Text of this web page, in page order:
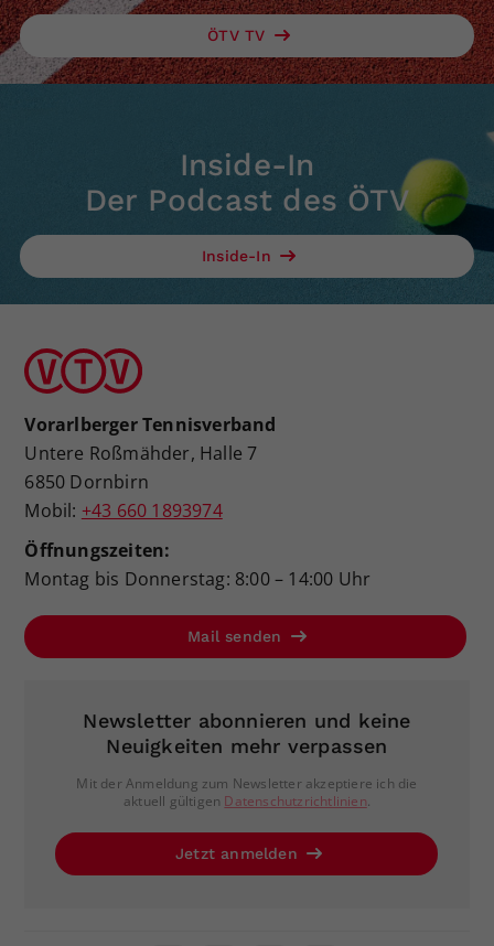
ÖTV TV
Inside-In
Der Podcast des ÖTV
Inside-In
Vorarlberger Tennisverband
Untere Roßmähder, Halle 7
6850 Dornbirn
Mobil: +43 660 1893974
Öffnungszeiten:
Montag bis Donnerstag: 8:00 – 14:00 Uhr
Mail senden
Newsletter abonnieren und keine
Neuigkeiten mehr verpassen
Mit der Anmeldung zum Newsletter akzeptiere ich die
aktuell gültigen Datenschutzrichtlinien.
Jetzt anmelden